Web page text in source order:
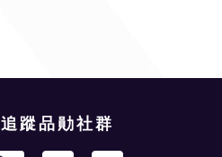
追蹤品勛社群